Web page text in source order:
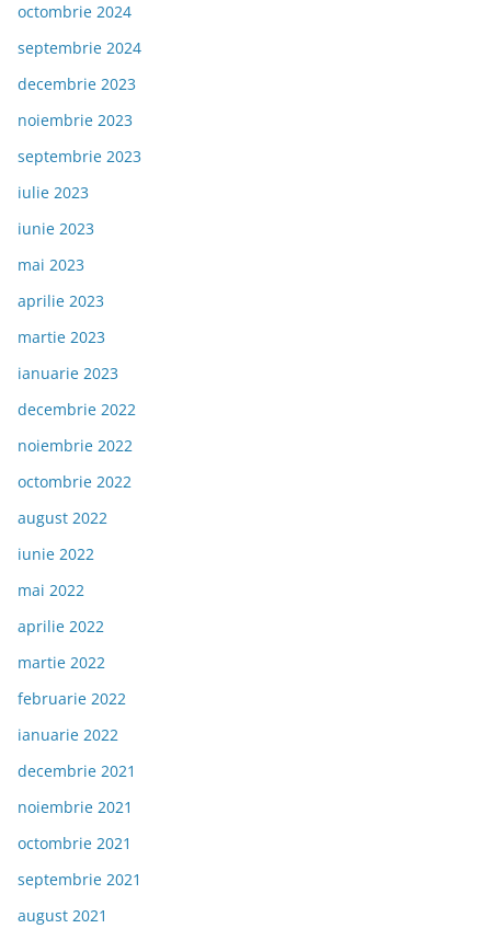
octombrie 2024
septembrie 2024
decembrie 2023
noiembrie 2023
septembrie 2023
iulie 2023
iunie 2023
mai 2023
aprilie 2023
martie 2023
ianuarie 2023
decembrie 2022
noiembrie 2022
octombrie 2022
august 2022
iunie 2022
mai 2022
aprilie 2022
martie 2022
februarie 2022
ianuarie 2022
decembrie 2021
noiembrie 2021
octombrie 2021
septembrie 2021
august 2021